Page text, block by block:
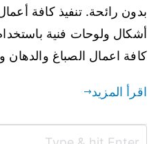
بدون رائحة. تنفيذ كافة
أشكال ولوحات فنية باستخدام
كافة اعمال الصباغ
اقرأ المزيد